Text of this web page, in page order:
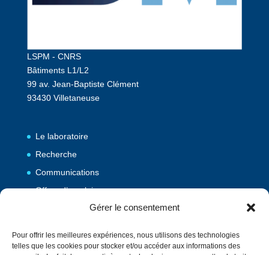
Gérer le consentement
Pour offrir les meilleures expériences, nous utilisons des technologies
telles que les cookies pour stocker et/ou accéder aux informations des
LSPM - CNRS
Bâtiments L1/L2
99 av. Jean-Baptiste Clément
93430 Villetaneuse
Le laboratoire
Recherche
Communications
Offres d’emploi
Publications
Vulgarisation